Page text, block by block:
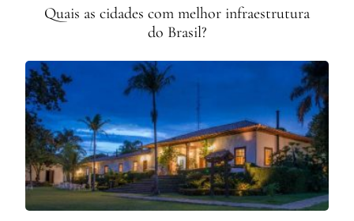
Quais as cidades com melhor infraestrutura
do Brasil?